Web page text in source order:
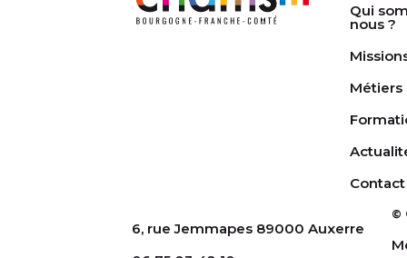
Qui
nous ?
Métiers
Contact
6, rue Jemmapes 89000 Auxerre
©